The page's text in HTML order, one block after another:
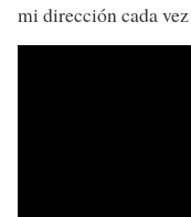
mi dirección cada